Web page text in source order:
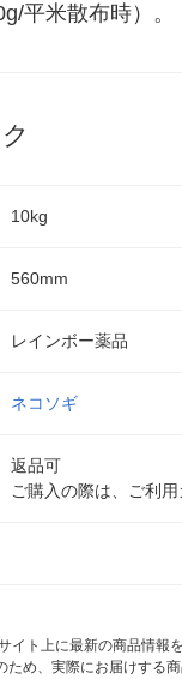
平米散布時）。
10kg
560mm
レインボー薬品
ネコソギ
返品可
ご購入の際は、ご利
イト上に最新の商品情報
ため、実際にお届けする